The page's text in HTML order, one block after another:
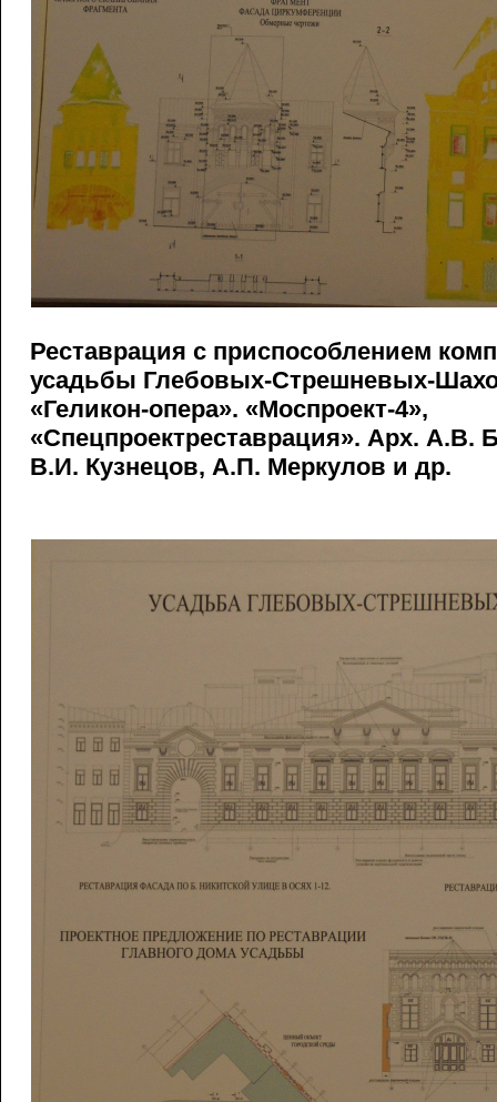
Реставрация с приспособлением
усадьбы Глебовых-Стрешневых-
«Геликон-опера». «Моспроект-4»,
«Спецпроектреставрация». Арх. А.В.
В.И. Кузнецов, А.П. Меркулов и др.